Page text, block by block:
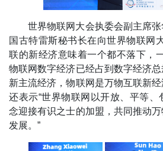
世界物联网大会执委会副主席
国古特雷斯秘书长在向世界物联网
联的新经济意味着一个都不落下，
物联网数字经济已经占到数字经济
新主流经济，物联网是万物互联新
还表示“世界物联网以开放、平等
念迎接有识之士的加盟，共同推动
发展。”